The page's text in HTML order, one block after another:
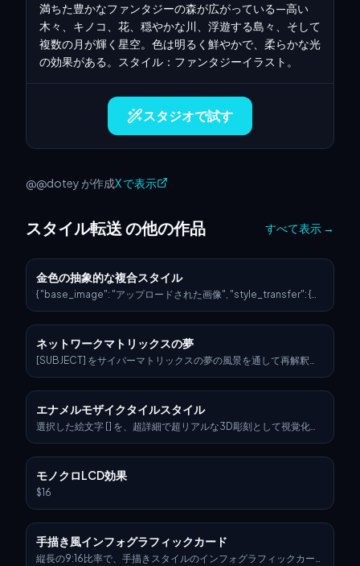
満ちた豊かなファンタジーの森が広がっている—高い
木々、キノコ、花、穏やかな川、浮遊する島々、そして
複数の月が輝く星空。色は明るく鮮やかで、柔らかな光
の効果がある。スタイル：ファンタジーイラスト。
スタジオで試す
@@dotey が作成X で表示
スタイル転送 の他の作品 すべて表示 →
金色の抽象的な複合スタイル
{ "base_image": "アップロードされた画像", "style_transfer": {
を持つ鏡面光沢", "lighting": "ボリュームのある光沢を伴うダイナ
ミックな映画的なリムライト" }, "body_structure": { "texture":
部の光の流れ" }, "motion_effect": { "visual_glitch": "頭部の端に
微妙な水平方向のモーションブラー", "energy_flow": "体全体に微
た画像の表面と素材のスタイルを上記の特性に置き換え、同時に
ターゲット画像の元のポーズ、構造、および構図を維持する。" } }
ネットワークマトリックスの夢
[SUBJECT] をサイバーマトリックスの夢の風景を通して再解釈。
喚起する。
エナメルモザイクタイルスタイル
選択した絵文字 [] を、超詳細で超リアルな3D彫刻として視覚化す
たエナメルタイルのみで構成された、輝くモザイクパターンを持
つスタイリッシュな3Dフィギュアとして再解釈されるべきであ
り入れる。タイルの表面は、穏やかな面取り、くっきりとした目
地、そして触覚的な深みを示す必要があり、エリート建築モザイ
モノクロLCD効果
$16
手描き風インフォグラフィックカード
縦長の9:16比率で、手描きスタイルのインフォグラフィックカー